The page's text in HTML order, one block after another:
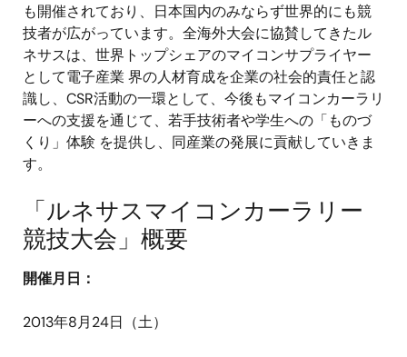
も開催されており、日本国内のみならず世界的にも競
技者が広がっています。全海外大会に協賛してきたル
ネサスは、世界トップシェアのマイコンサプライヤー
として電子産業 界の人材育成を企業の社会的責任と認
識し、CSR活動の一環として、今後もマイコンカーラリ
ーへの支援を通じて、若手技術者や学生への「ものづ
くり」体験 を提供し、同産業の発展に貢献していきま
す。
「ルネサスマイコンカーラリー
競技大会」概要
開催月日：
2013年8月24日（土）